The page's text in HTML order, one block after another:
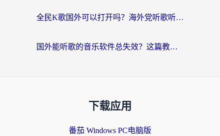
全民K歌国外可以打开吗？海外党听歌听书无限制的实用指南
国外能听歌的音乐软件总失效？这篇教你怎么在海外流畅听网易云
下载应用
番茄 Windows PC电脑版